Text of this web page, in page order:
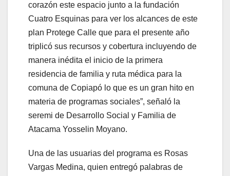
corazón este espacio junto a la fundación
Cuatro Esquinas para ver los alcances de este
plan Protege Calle que para el presente año
triplicó sus recursos y cobertura incluyendo de
manera inédita el inicio de la primera
residencia de familia y ruta médica para la
comuna de Copiapó lo que es un gran hito en
materia de programas sociales”, señaló la
seremi de Desarrollo Social y Familia de
Atacama Yosselin Moyano.
Una de las usuarias del programa es Rosas
Vargas Medina, quien entregó palabras de